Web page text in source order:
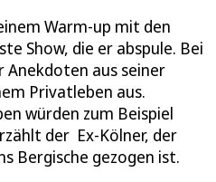
Warm-up mit den
Show, die er abspule. Bei
Anekdoten aus seiner
Privatleben aus.
würden zum Beispiel
der Ex-Kölner, der
Bergische gezogen ist.